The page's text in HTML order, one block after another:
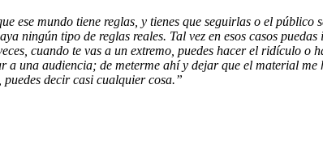
mundo tiene reglas, y tienes que seguirlas o el público
ningún tipo de reglas reales. Tal vez en esos casos
cuando te vas a un extremo, puedes hacer el ridículo o
una audiencia; de meterme ahí y dejar que el material
puedes decir casi cualquier cosa.”